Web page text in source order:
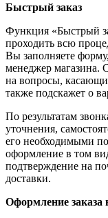
Быстрый заказ
Функция «Быстрый
проходить всю
Вы заполняете
менеджер магазина.
на вопросы,
также подскажет о
По результатам
уточнения,
его необходимыми
оформление в том
подтверждение на
доставки.
Оформление заказа